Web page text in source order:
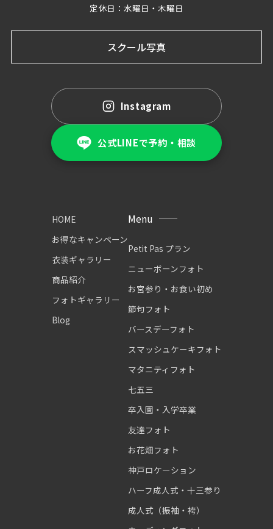
定休日：水曜日・木曜日
スクール写真
Instagram
公式LINEで予約・相談
HOME
お得なキャンペーン
衣装ギャラリー
商品紹介
フォトギャラリー
Blog
Menu
Petit Pas プラン
ニューボーンフォト
お宮参り・お食い初め
節句フォト
バースデーフォト
スマッシュケーキフォト
マタニティフォト
七五三
卒入園・入学卒業
友達フォト
お花畑フォト
神戸ロケーション
ハーフ成人式・十三参り
成人式（振袖・袴）